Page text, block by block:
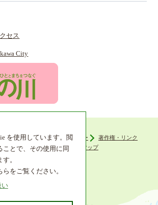
を使用しています。閲
ことで、その使用に同
。
をご覧ください。
い
セス
City
リティ プライバシーポリシー
著作権・リンク
織機構
リンク集 サイトマップ